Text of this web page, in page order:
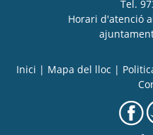
Tel.
Horari d'atenció
Inici | Mapa del lloc |